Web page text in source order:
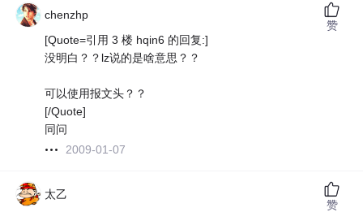
chenzhp
[Quote=引用 3 楼 hqin6 的回复:]
没明白？？lz说的是啥意思？？
可以使用报文头？？
[/Quote]
同问
2009-01-07
赞
太乙
赞